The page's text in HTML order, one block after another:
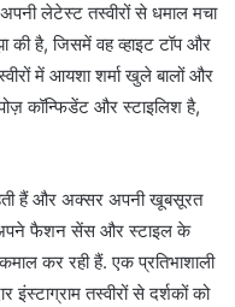
लेटेस्ट तस्वीरों से धमाल मचा
की है, जिसमें वह व्हाइट टॉप और
में आयशा शर्मा खुले बालों और
कॉन्फिडेंट और स्टाइलिश है,
हैं और अक्सर अपनी खूबसूरत
अपने फैशन सेंस और स्टाइल के
कर रही हैं. एक प्रतिभाशाली
तस्वीरों से दर्शकों को